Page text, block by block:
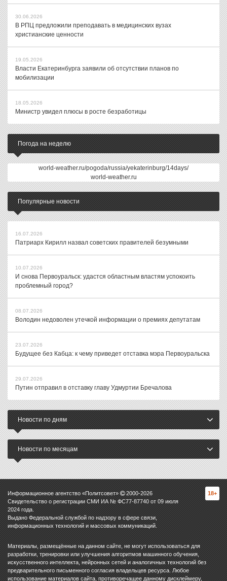
30.06.2026
В РПЦ предложили преподавать в медицинских вузах
христианские ценности
19.05.2026
Власти Екатеринбурга заявили об отсутствии планов по
мобилизации
18.05.2026
Министр увидел плюсы в росте безработицы
Погода на неделю
world-weather.ru/pogoda/russia/yekaterinburg/14days/
world-weather.ru
Популярные новости
16.07.2026
Патриарх Кирилл назвал советских правителей безумными
10.07.2026
И снова Первоуральск: удастся областным властям успокоить
проблемный город?
08.07.2026
Володин недоволен утечкой информации о премиях депутатам
23.07.2026
Будущее без Кабца: к чему приведет отставка мэра Первоуральска
29.07.2026
Путин отправил в отставку главу Удмуртии Бречалова
Новости по дням
Новости по месяцам
Информационное агентство «Политсовет» 2000-2026
Свидетельство о регистрации СМИ ИА № ФС77-87740 от 09 июля
2024 года.
Выдано Федеральной службой по надзору в сфере связи,
информационных технологий и массовых коммуникаций.
18+
Материалы, размещённые на данном сайте, не могут использоваться для
разработки, тренировки или улучшения алгоритмов машинного обучения,
искусственного интеллекта, нейронных сетей и аналогичных технологий без
предварительного письменного согласия владельцев ресурса. Любое
использование материалов сайта, противоречащее данному дисклеймеру,